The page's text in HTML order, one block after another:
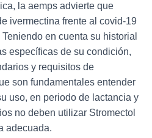
la aemps advierte que
ivermectina frente al covid-19
en cuenta su historial
específicas de su condición,
y requisitos de
son fundamentales entender
uso, en periodo de lactancia y
no deben utilizar Stromectol
adecuada.